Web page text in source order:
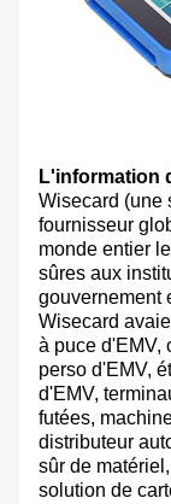
L'information
Wisecard (une
fournisseur
monde entier
sûres aux
gouvernement
Wisecard
à puce d'EMV,
perso d'EMV,
d'EMV,
futées,
distributeur
sûr de
solution de